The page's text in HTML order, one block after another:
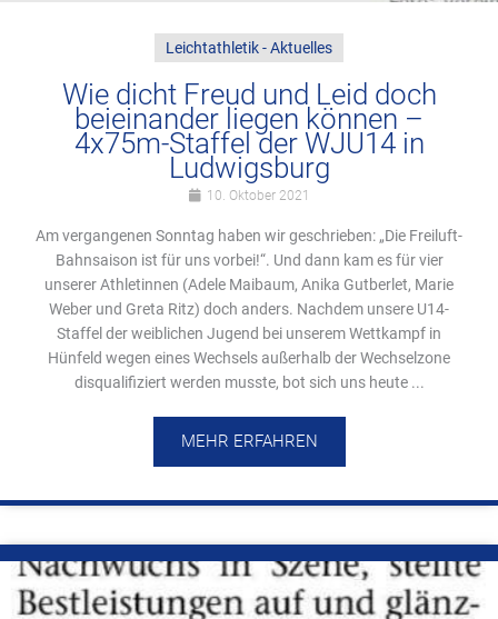
Leichtathletik - Aktuelles
Wie dicht Freud und Leid doch
beieinander liegen können –
4x75m-Staffel der WJU14 in
Ludwigsburg
10. Oktober 2021
Am vergangenen Sonntag haben wir geschrieben: „Die Freiluft-
Bahnsaison ist für uns vorbei!“. Und dann kam es für vier
unserer Athletinnen (Adele Maibaum, Anika Gutberlet, Marie
Weber und Greta Ritz) doch anders. Nachdem unsere U14-
Staffel der weiblichen Jugend bei unserem Wettkampf in
Hünfeld wegen eines Wechsels außerhalb der Wechselzone
disqualifiziert werden musste, bot sich uns heute ...
MEHR ERFAHREN